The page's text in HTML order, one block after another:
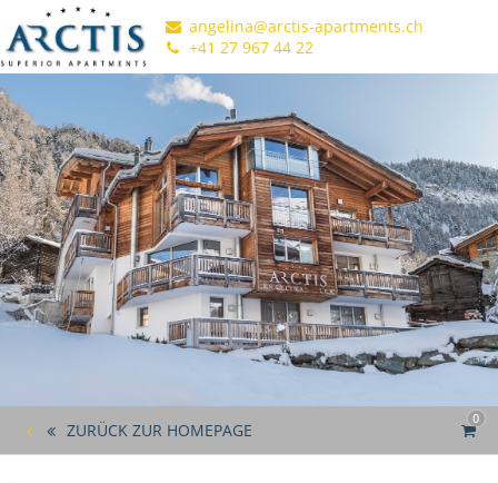
angelina@arctis-apartments.ch
+41 27 967 44 22
0
ZURÜCK ZUR HOMEPAGE